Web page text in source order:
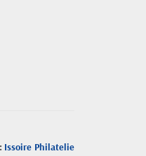
Issoire Philatelie